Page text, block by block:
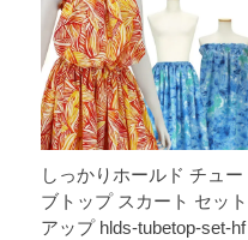
しっかりホールド チュー
ブトップ スカート セット
アップ hlds-tubetop-set-hf